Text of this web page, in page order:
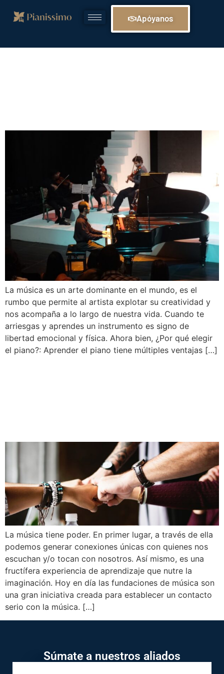
Apóyanos
La música es un arte dominante en el mundo, es el
rumbo que permite al artista explotar su creatividad y
nos acompaña a lo largo de nuestra vida. Cuando te
arriesgas y aprendes un instrumento es signo de
libertad emocional y física. Ahora bien, ¿Por qué elegir
el piano?: Aprender el piano tiene múltiples ventajas […]
La música tiene poder. En primer lugar, a través de ella
podemos generar conexiones únicas con quienes nos
escuchan y/o tocan con nosotros. Así mismo, es una
fructífera experiencia de aprendizaje que nutre la
imaginación. Hoy en día las fundaciones de música son
una gran iniciativa creada para establecer un contacto
serio con la música. […]
Súmate a nuestros aliados